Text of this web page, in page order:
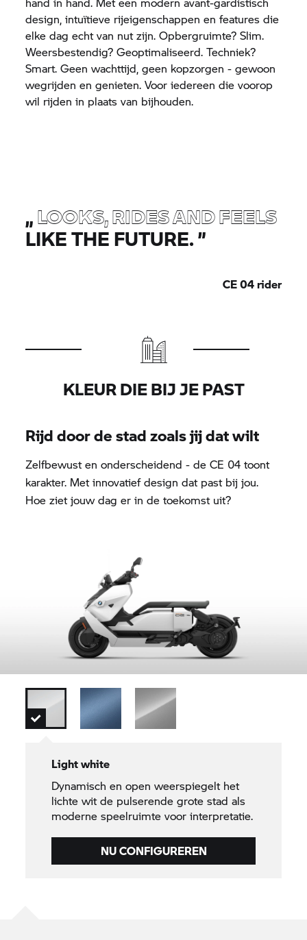
design, intuïtieve rijeigenschappen en features die
elke dag echt van nut zijn. Opbergruimte? Slim.
Weersbestendig? Geoptimaliseerd. Techniek?
Smart. Geen wachttijd, geen kopzorgen - gewoon
wegrijden en genieten. Voor iedereen die voorop
wil rijden in plaats van bijhouden.
„LOOKS, RIDES AND FEELS
LIKE THE FUTURE.”
CE 04rider
KLEUR DIE BIJ JE PAST
Rijd door de stad zoals jij dat wilt
Zelfbewust en onderscheidend - de CE 04 toont
karakter. Met innovatief design dat past bij jou.
Hoe ziet jouw dag er in de toekomst uit?
Light white
Dynamisch en open weerspiegelt het
lichte wit de pulserende grote stad als
moderne speelruimte voor interpretatie.
NU CONFIGUREREN